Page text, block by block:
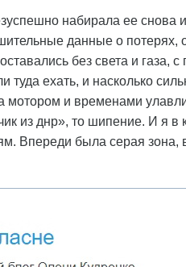
набирала ее снова
данные о потерях,
без света и газа,
ехать, и насколько
мотором и временами
из днр», то шипение. И я в
Впереди была серая зона,